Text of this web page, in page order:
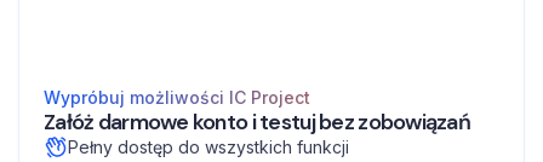
Wypróbuj możliwości IC Project
Załóż darmowe konto i testuj bez zobowiązań
Pełny dostęp do wszystkich funkcji